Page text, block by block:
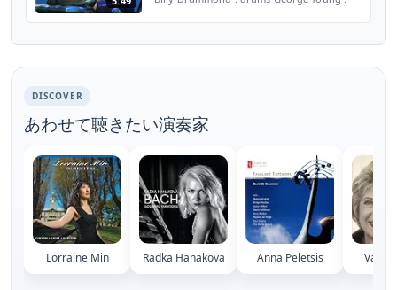
DISCOVER
あわせて聴きたい演奏家
Lorraine Min Radka Hanakova Anna Peletsis